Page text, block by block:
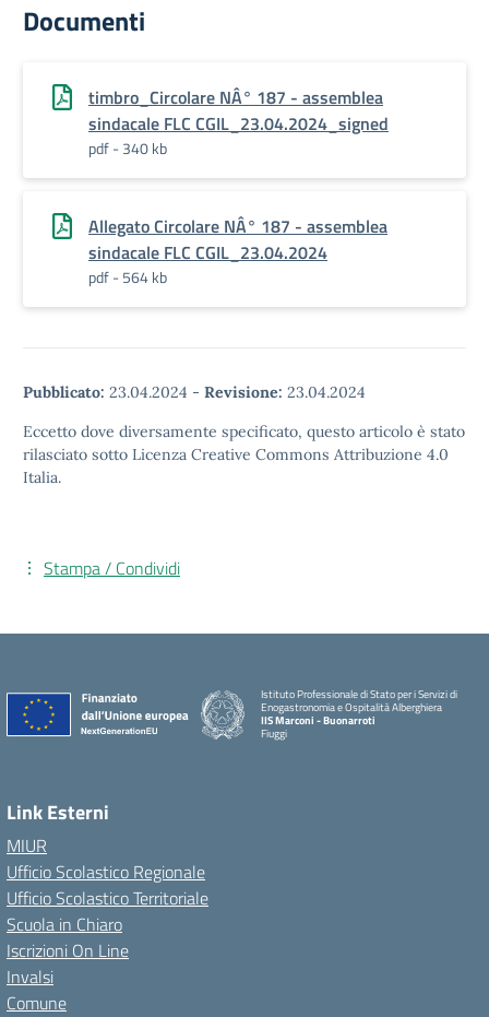
Documenti
timbro_Circolare NÂ° 187 - assemblea
sindacale FLC CGIL_23.04.2024_signed
pdf - 340 kb
Allegato Circolare NÂ° 187 - assemblea
sindacale FLC CGIL_23.04.2024
pdf - 564 kb
Pubblicato: 23.04.2024 - Revisione: 23.04.2024
Eccetto dove diversamente specificato, questo articolo è stato
rilasciato sotto Licenza Creative Commons Attribuzione 4.0
Italia.
Stampa / Condividi
Istituto Professionale di Stato per i Servizi di
Enogastronomia e Ospitalità Alberghiera
IIS Marconi - Buonarroti
Fiuggi
Link Esterni
MIUR
Ufficio Scolastico Regionale
Ufficio Scolastico Territoriale
Scuola in Chiaro
Iscrizioni On Line
Invalsi
Comune